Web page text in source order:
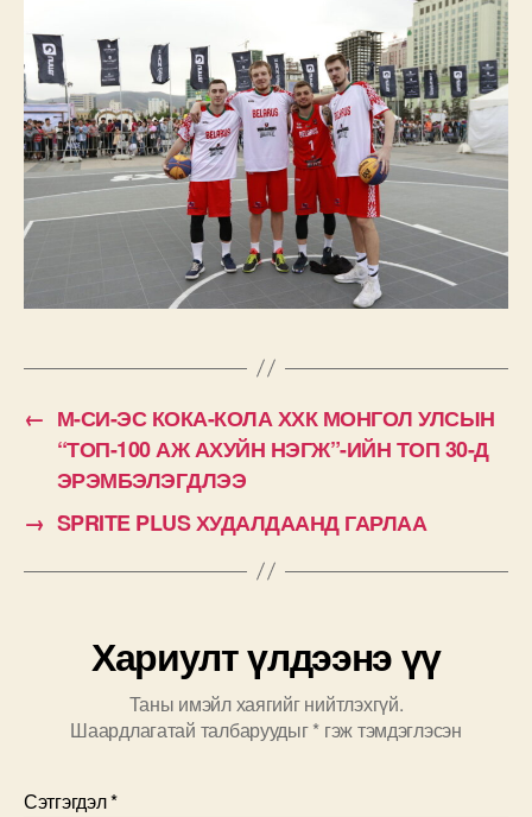
← М-СИ-ЭС КОКА-КОЛА ХХК МОНГОЛ УЛСЫН
“ТОП-100 АЖ АХУЙН НЭГЖ”-ИЙН ТОП 30-Д
ЭРЭМБЭЛЭГДЛЭЭ
→ SPRITE PLUS ХУДАЛДААНД ГАРЛАА
Хариулт үлдээнэ үү
Таны имэйл хаягийг нийтлэхгүй.
Шаардлагатай талбаруудыг* гэж тэмдэглэсэн
Сэтгэгдэл*